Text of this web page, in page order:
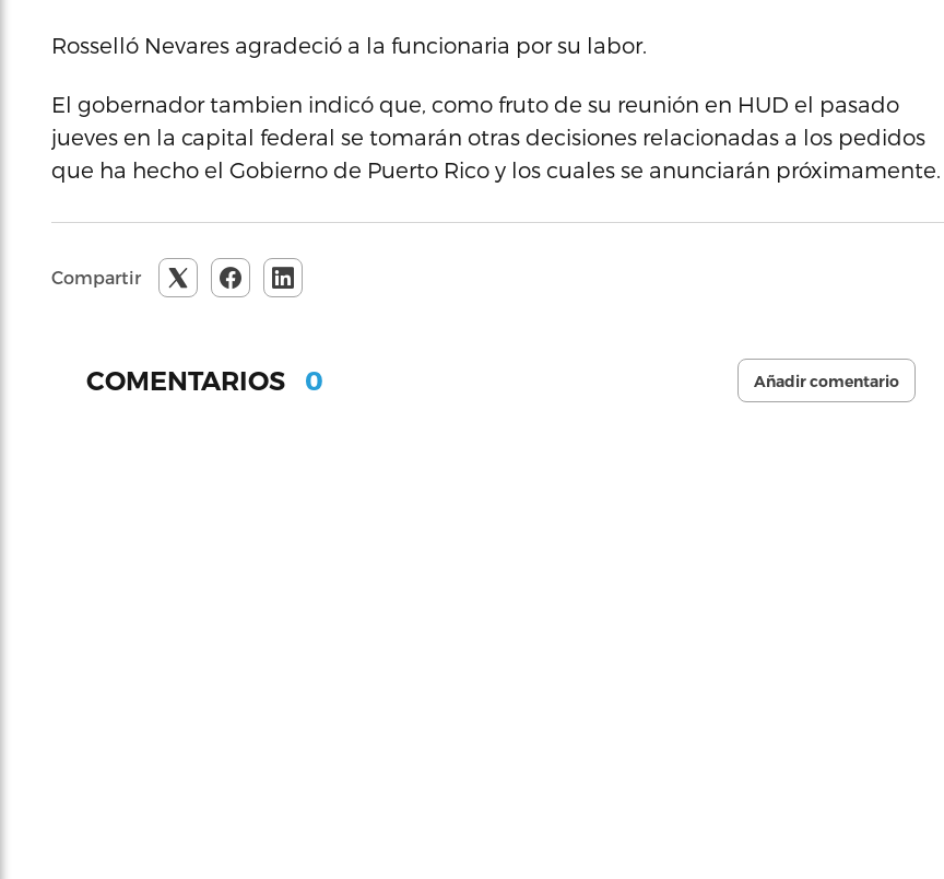
Rosselló Nevares agradeció a la funcionaria por su labor.
El gobernador tambien indicó que, como fruto de su reunión en HUD el pasado
jueves en la capital federal se tomarán otras decisiones relacionadas a los pedidos
que ha hecho el Gobierno de Puerto Rico y los cuales se anunciarán próximamente.
Compartir
COMENTARIOS 0 Añadir comentario